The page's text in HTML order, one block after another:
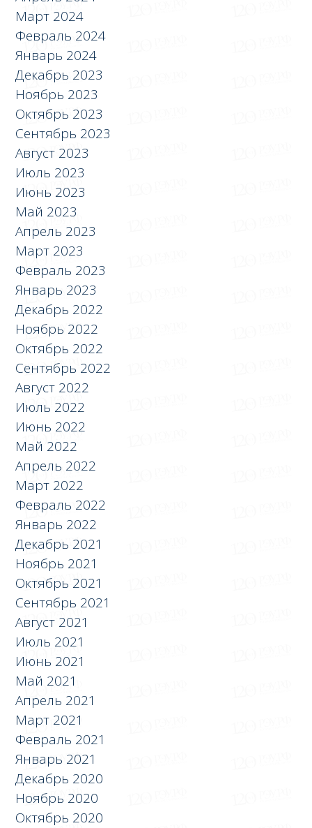
Март 2024
Февраль 2024
Январь 2024
Декабрь 2023
Ноябрь 2023
Октябрь 2023
Сентябрь 2023
Август 2023
Июль 2023
Июнь 2023
Май 2023
Апрель 2023
Март 2023
Февраль 2023
Январь 2023
Декабрь 2022
Ноябрь 2022
Октябрь 2022
Сентябрь 2022
Август 2022
Июль 2022
Июнь 2022
Май 2022
Апрель 2022
Март 2022
Февраль 2022
Январь 2022
Декабрь 2021
Ноябрь 2021
Октябрь 2021
Сентябрь 2021
Август 2021
Июль 2021
Июнь 2021
Май 2021
Апрель 2021
Март 2021
Февраль 2021
Январь 2021
Декабрь 2020
Ноябрь 2020
Октябрь 2020